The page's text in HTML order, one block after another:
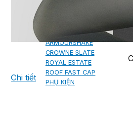
ARMOURSHAKE
CROWNE SLATE
ROYAL ESTATE
ROOF FAST CAP
PHỤ KIỆN
Chi tiết